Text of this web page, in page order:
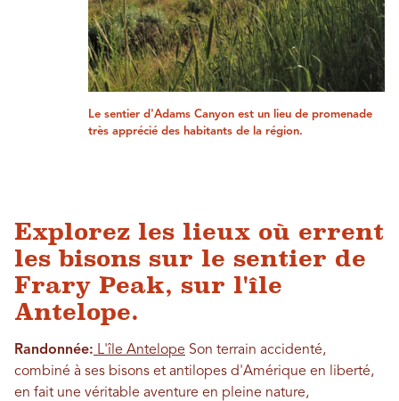
Le sentier d'Adams Canyon est un lieu de promenade
très apprécié des habitants de la région.
Explorez les lieux où errent
les bisons sur le sentier de
Frary Peak, sur l'île
Antelope.
Randonnée: L'île Antelope Son terrain accidenté,
combiné à ses bisons et antilopes d'Amérique en liberté,
en fait une véritable aventure en pleine nature,